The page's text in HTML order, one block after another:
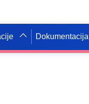
Dokumentacija